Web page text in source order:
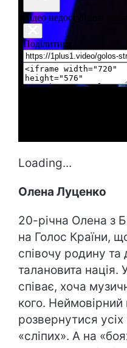
Loading...
Олена Луценко
20-річна Олена з
на Голос Країни,
співочу родину та
талановита нація.
співає, хоча
кого. Неймовірний
розвернутися усіх
«сліпих». А на